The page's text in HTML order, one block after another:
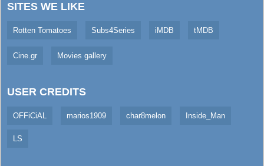
SITES WE LIKE
Rotten Tomatoes Subs4Series iMDB tMDB
Cine.gr Movies gallery
USER CREDITS
OFFiCiAL marios1909 char8melon Inside_Man
LS